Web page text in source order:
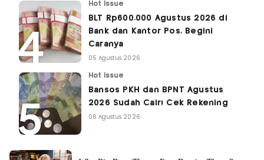
Hot Issue
BLT Rp600.000 Agustus 2026 di
Bank dan Kantor Pos, Begini
Caranya
05 Agustus 2026
Hot Issue
Bansos PKH dan BPNT Agustus
2026 Sudah Cair! Cek Rekening
06 Agustus 2026